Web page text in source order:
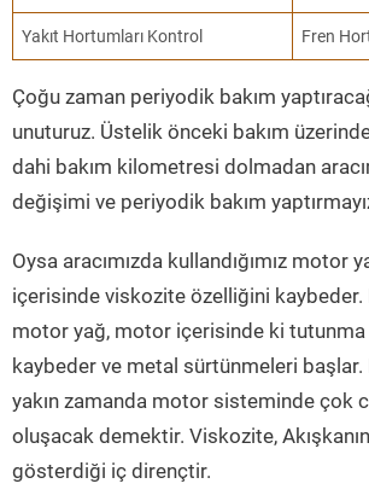
Yakıt Hortumları Kontrol Fren
Çoğu zaman periyodik bakım
unuturuz. Üstelik önceki bakım
dahi bakım kilometresi dolmadan
değişimi ve periyodik bakım
Oysa aracımızda kullandığımız motor
içerisinde viskozite özelliğini kaybeder.
motor yağ, motor içerisinde ki
kaybeder ve metal sürtünmeleri başlar.
yakın zamanda motor sisteminde çok
oluşacak demektir. Viskozite,
gösterdiği iç dirençtir.